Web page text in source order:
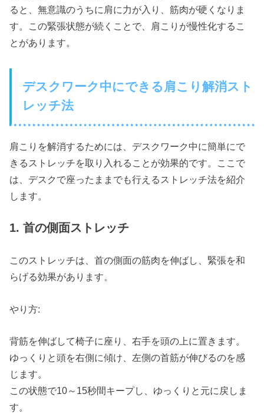
ると、無意識のうちに肩に力が入り、筋肉が硬くなりま
す。この緊張状態が続くことで、肩こりが慢性化するこ
とがあります。
デスクワーク中にできる肩こり解消スト
レッチ法
肩こりを解消するためには、デスクワーク中に簡単にで
きるストレッチを取り入れることが効果的です。ここで
は、デスクで座ったままでも行えるストレッチ法を紹介
します。
1. 首の側面ストレッチ
このストレッチは、首の側面の筋肉を伸ばし、緊張を和
らげる効果があります。
やり方:
背筋を伸ばして椅子に座り、右手を頭の上に置きます。
ゆっくりと頭を右側に傾け、左側の首筋が伸びるのを感
じます。
この状態で10～15秒間キープし、ゆっくりと元に戻しま
す。